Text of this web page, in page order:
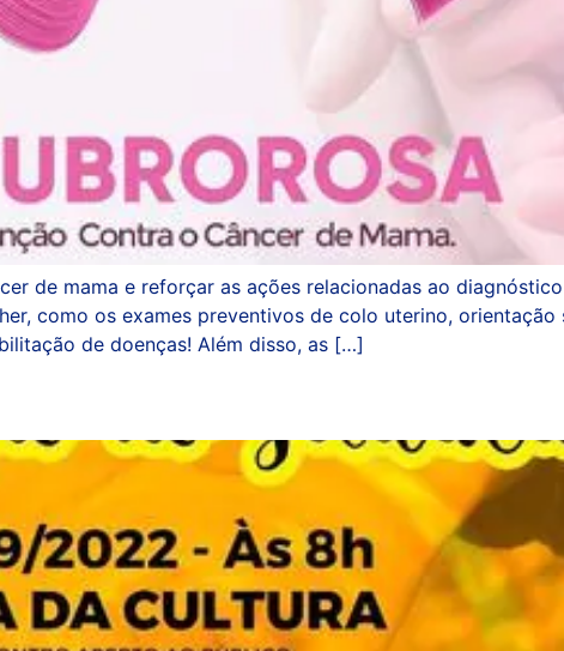
de mama e reforçar as ações relacionadas ao
como os exames preventivos de colo uterino,
de doenças! Além disso, as […]